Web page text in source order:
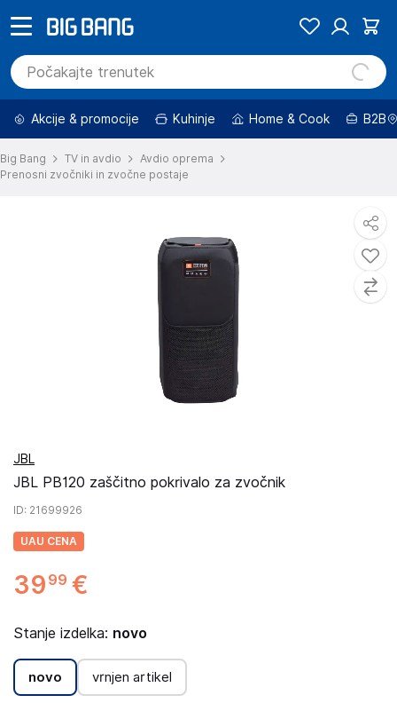
Akcije & promocije Kuhinje Home & Cook B2B
Big Bang TV in avdio
Avdio oprema
Prenosni zvočniki in zvočne postaje
JBL
JBL PB120 zaščitno pokrivalo za zvočnik
ID: 21699926
UAU CENA
39 99 €
Stanje izdelka: novo
novo vrnjen artikel